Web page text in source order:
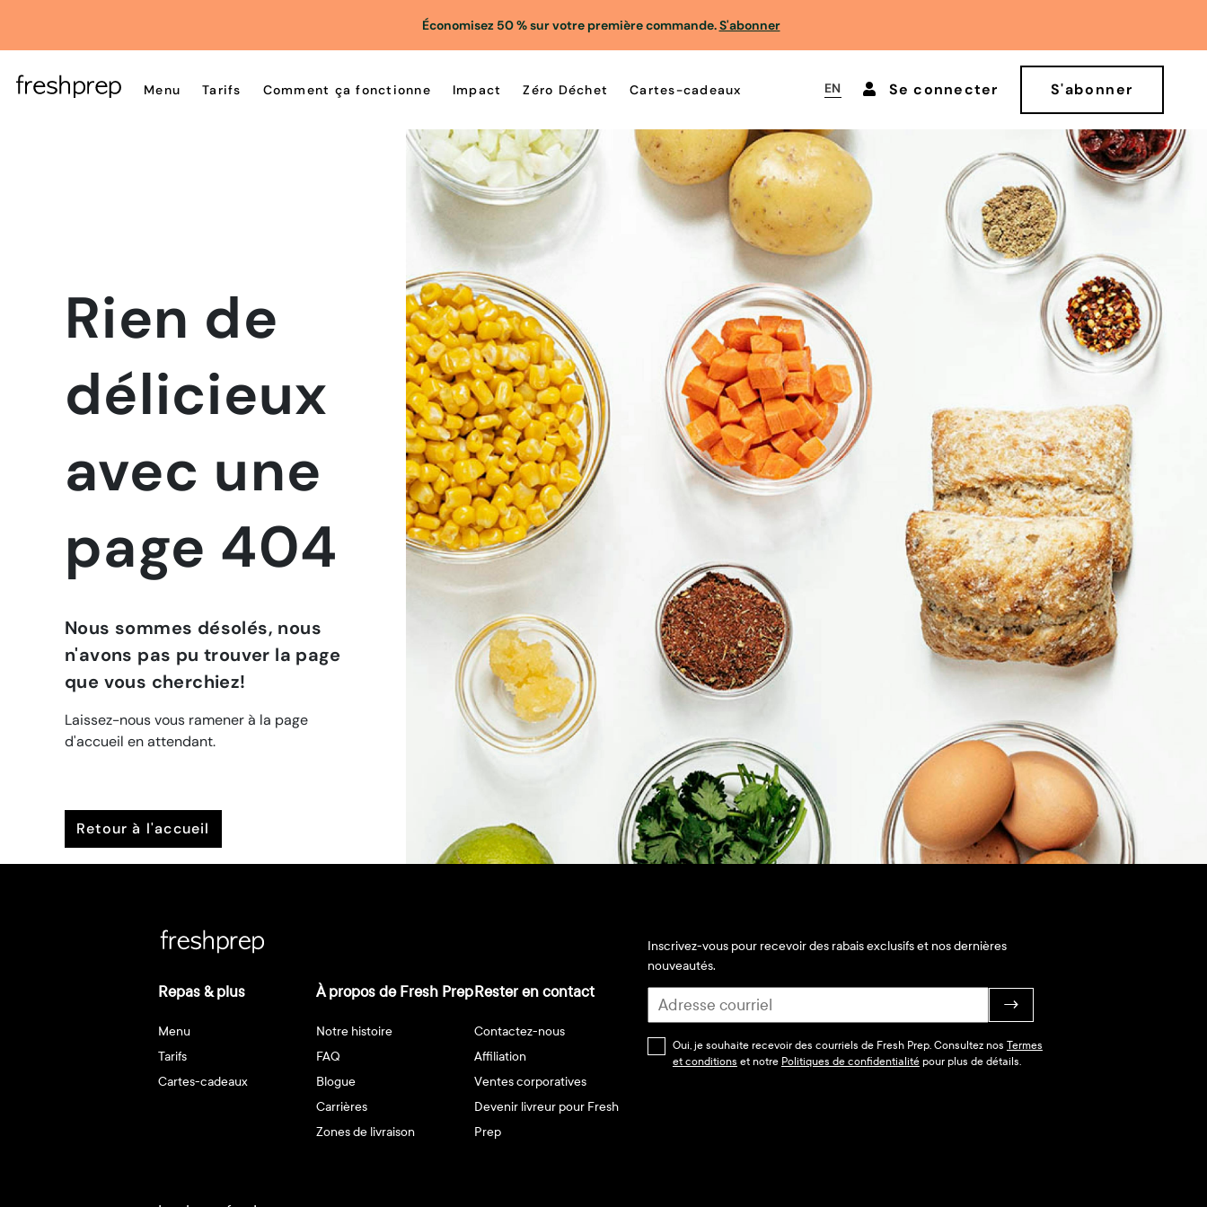
Économisez 50 % sur votre première commande.S'abonner
Menu Tarifs Comment ça fonctionne Impact Zéro Déchet Cartes-cadeaux EN Se connecter S'abonner
Rien de
délicieux
avec une
page 404
Nous sommes désolés, nous
n'avons pas pu trouver la page
que vous cherchiez!
Laissez-nous vous ramener à la page
d'accueil en attendant.
retour à l'accueil
Repas & plus
Menu
Tarifs
Cartes-cadeaux
À propos de Fresh Prep
Notre histoire
FAQ
Blogue
Carrières
Zones de livraison
Rester en contact
Contactez-nous
Affiliation
Ventes corporatives
Devenir livreur pour Fresh
Prep
Inscrivez-vous pour recevoir des rabais exclusifs et nos dernières
nouveautés.
→
Oui, je souhaite recevoir des courriels de Fresh Prep. Consultez nos Termes
et conditions et notre Politiques de confidentialitépour plus de détails.